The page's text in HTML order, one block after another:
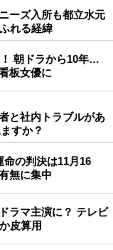
ーズ入所も都立水元
れる経緯
朝ドラから10年…
板女優に
と社内トラブルがあ
すか？
の判決は11月16
無に集中
ラマ主演に？ テレビ
皮算用